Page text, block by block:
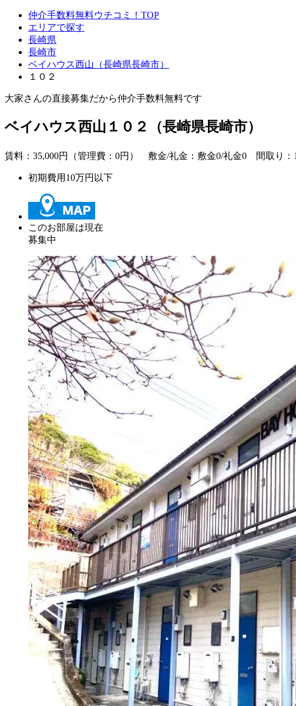
仲介手数料無料ウチコミ！TOP
エリアで探す
長崎県
長崎市
ベイハウス西山（長崎県長崎市）
１０２
大家さんの直接募集だから仲介手数料無料です
ベイハウス西山１０２（長崎県長崎市）
賃料： 35,000円（管理費：0円） 敷金/礼金： 敷金0/礼金0 間取り：
初期費用10万円以下
このお部屋は現在
募集中